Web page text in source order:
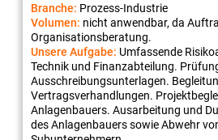
Branche: Prozess-Industrie
Volumen: nicht anwendbar, da
Organisationsberatung.
Unsere Aufgabe: Umfassende
Technik und Finanzabteilung.
Ausschreibungsunterlagen.
Vertragsverhandlungen.
Anlagenbauers. Ausarbeitung und
des Anlagenbauers sowie Abwehr